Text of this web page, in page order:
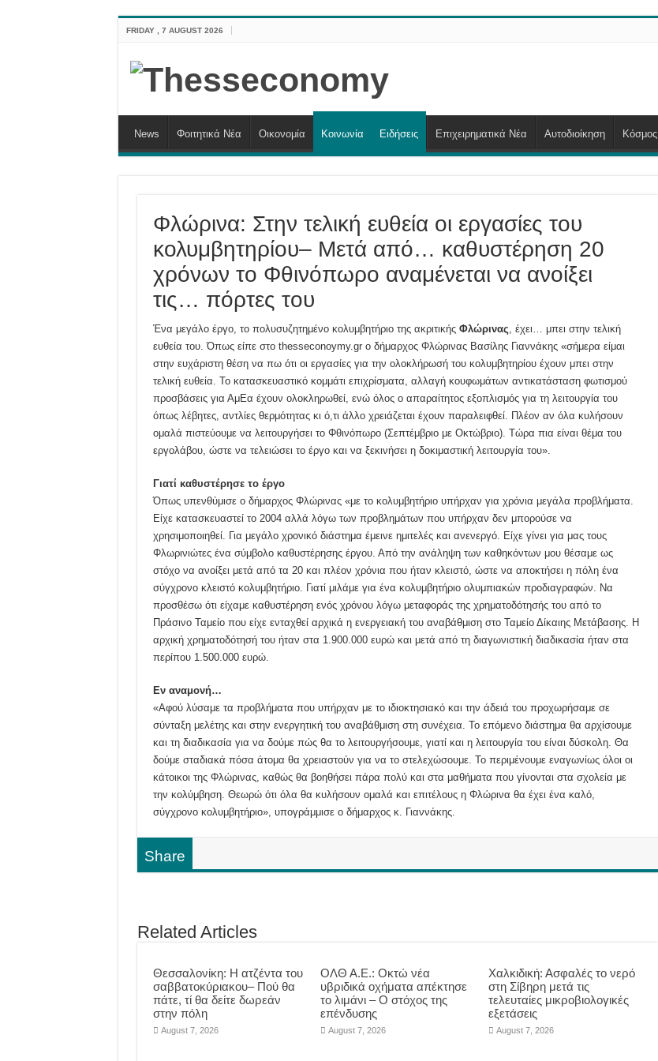
FRIDAY , 7 AUGUST 2026
News Φοιτητικά Νέα Οικονομία Κοινωνία Ειδήσεις Επιχειρηματικά Νέα Αυτοδιοίκηση Κόσμος
Φλώρινα: Στην τελική ευθεία οι εργασίες του
κολυμβητηρίου– Μετά από… καθυστέρηση 20
χρόνων το Φθινόπωρο αναμένεται να ανοίξει
τις… πόρτες του
Ένα μεγάλο έργο, το πολυσυζητημένο κολυμβητήριο της ακριτικήςΦλώρινας , έχει… μπει στην τελική
ευθεία του. Όπως είπε στο thesseconoymy.gr ο δήμαρχος Φλώρινας Βασίλης Γιαννάκης «σήμερα είμαι
στην ευχάριστη θέση να πω ότι οι εργασίες για την ολοκλήρωσή του κολυμβητηρίου έχουν μπει στην
τελική ευθεία. Το κατασκευαστικό κομμάτι επιχρίσματα, αλλαγή κουφωμάτων αντικατάσταση φωτισμού
προσβάσεις για ΑμΕα έχουν ολοκληρωθεί, ενώ όλος ο απαραίτητος εξοπλισμός για τη λειτουργία του
όπως λέβητες, αντλίες θερμότητας κι ό,τι άλλο χρειάζεται έχουν παραλειφθεί. Πλέον αν όλα κυλήσουν
ομαλά πιστεύουμε να λειτουργήσει το Φθινόπωρο (Σεπτέμβριο με Οκτώβριο). Τώρα πια είναι θέμα του
εργολάβου, ώστε να τελειώσει το έργο και να ξεκινήσει η δοκιμαστική λειτουργία του».
Γιατί καθυστέρησε το έργο
Όπως υπενθύμισε ο δήμαρχος Φλώρινας «με το κολυμβητήριο υπήρχαν για χρόνια μεγάλα προβλήματα.
Είχε κατασκευαστεί το 2004 αλλά λόγω των προβλημάτων που υπήρχαν δεν μπορούσε να
χρησιμοποιηθεί. Για μεγάλο χρονικό διάστημα έμεινε ημιτελές και ανενεργό. Είχε γίνει για μας τους
Φλωρινιώτες ένα σύμβολο καθυστέρησης έργου. Από την ανάληψη των καθηκόντων μου θέσαμε ως
στόχο να ανοίξει μετά από τα 20 και πλέον χρόνια που ήταν κλειστό, ώστε να αποκτήσει η πόλη ένα
σύγχρονο κλειστό κολυμβητήριο. Γιατί μιλάμε για ένα κολυμβητήριο ολυμπιακών προδιαγραφών. Να
προσθέσω ότι είχαμε καθυστέρηση ενός χρόνου λόγω μεταφοράς της χρηματοδότησής του από το
Πράσινο Ταμείο που είχε ενταχθεί αρχικά η ενεργειακή του αναβάθμιση στο Ταμείο Δίκαιης Μετάβασης. Η
αρχική χρηματοδότησή του ήταν στα 1.900.000 ευρώ και μετά από τη διαγωνιστική διαδικασία ήταν στα
περίπου 1.500.000 ευρώ.
Εν αναμονή…
«Αφού λύσαμε τα προβλήματα που υπήρχαν με το ιδιοκτησιακό και την άδειά του προχωρήσαμε σε
σύνταξη μελέτης και στην ενεργητική του αναβάθμιση στη συνέχεια. Το επόμενο διάστημα θα αρχίσουμε
και τη διαδικασία για να δούμε πώς θα το λειτουργήσουμε, γιατί και η λειτουργία του είναι δύσκολη. Θα
δούμε σταδιακά πόσα άτομα θα χρειαστούν για να το στελεχώσουμε. Το περιμένουμε εναγωνίως όλοι οι
κάτοικοι της Φλώρινας, καθώς θα βοηθήσει πάρα πολύ και στα μαθήματα που γίνονται στα σχολεία με
την κολύμβηση. Θεωρώ ότι όλα θα κυλήσουν ομαλά και επιτέλους η Φλώρινα θα έχει ένα καλό,
σύγχρονο κολυμβητήριο», υπογράμμισε ο δήμαρχος κ. Γιαννάκης.
Share
Related Articles
Θεσσαλονίκη: Η ατζέντα του
σαββατοκύριακου– Πού θα
πάτε, τί θα δείτε δωρεάν
στην πόλη
August 7, 2026
ΟΛΘ Α.Ε.: Οκτώ νέα
υβριδικά οχήματα απέκτησε
το λιμάνι – Ο στόχος της
επένδυσης
August 7, 2026
Χαλκιδική: Ασφαλές το νερό
στη Σίβηρη μετά τις
τελευταίες μικροβιολογικές
εξετάσεις
August 7, 2026